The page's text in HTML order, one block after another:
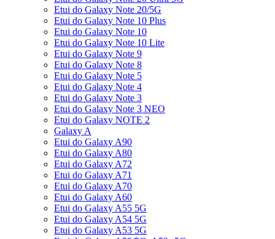
Etui do Galaxy Note 20/5G
Etui do Galaxy Note 10 Plus
Etui do Galaxy Note 10
Etui do Galaxy Note 10 Lite
Etui do Galaxy Note 9
Etui do Galaxy Note 8
Etui do Galaxy Note 5
Etui do Galaxy Note 4
Etui do Galaxy Note 3
Etui do Galaxy Note 3 NEO
Etui do Galaxy NOTE 2
Galaxy A
Etui do Galaxy A90
Etui do Galaxy A80
Etui do Galaxy A72
Etui do Galaxy A71
Etui do Galaxy A70
Etui do Galaxy A60
Etui do Galaxy A55 5G
Etui do Galaxy A54 5G
Etui do Galaxy A53 5G